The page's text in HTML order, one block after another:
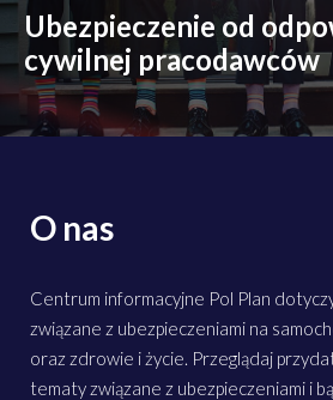
Ubezpieczenie od
cywilnej pracodawców
O nas
Centrum informacyjne Pol Plan
związane z ubezpieczeniami na
oraz zdrowie i życie. Przeglądaj
tematy związane z ubezpieczeniami i